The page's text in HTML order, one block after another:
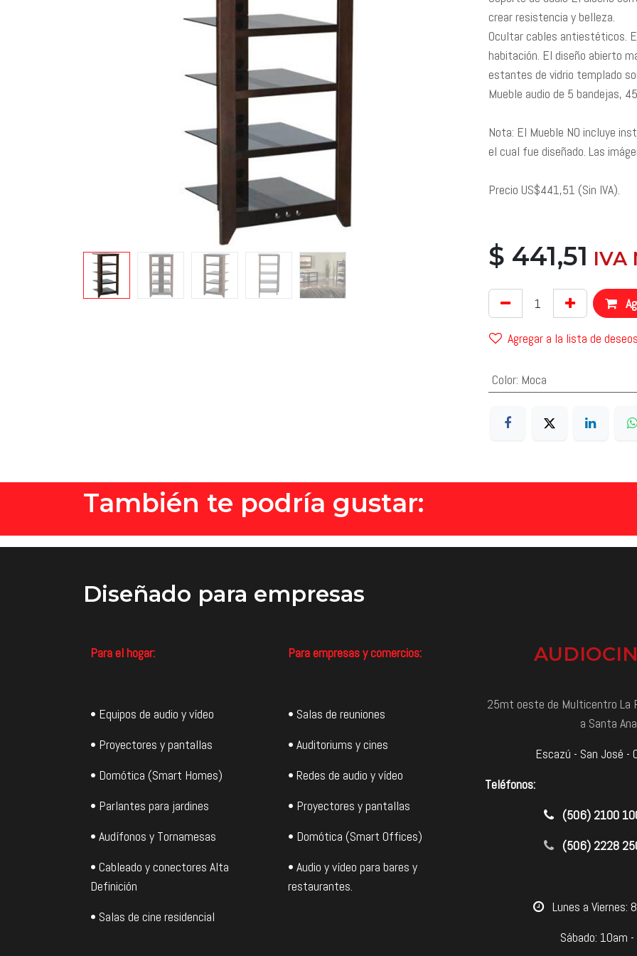
crear resistencia y belleza.
Ocultar cables antiestéticos.
habitación. El diseño abierto
estantes de vidrio templado
Mueble audio de 5 bandejas,
Nota: El Mueble NO incluye
el cual fue diseñado. Las
Precio US$441,51 (Sin IVA).
$ 441,51
Agregar a la lista de
Color: Moca
También te podría gustar:
Diseñado para empresas
Para el hogar:
• Equipos de audio y vídeo
• Proyectores y pantallas
• Domótica (Smart Homes)
• Parlantes para jardines
• Audífonos y Tornamesas
• Cableado y conectores Alta
Definición
• Salas de cine residencial
Para empresas y comercios:
• Salas de reuniones
• Auditoriums y cines
• Redes de audio y vídeo
• Proyectores y pantallas
• Domótica (Smart Offices)
• Audio y vídeo para bares y
restaurantes.
25mt oeste de Multicentro La
a Santa
Escazú - San José -
Teléfonos:
​(506) 2100
(506) 2228
​Lunes a Viernes:
Sábado: 10am